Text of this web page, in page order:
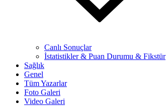
Canlı Sonuçlar
İstatistikler & Puan Durumu & Fikstür
Sağlık
Genel
Tüm Yazarlar
Foto Galeri
Video Galeri